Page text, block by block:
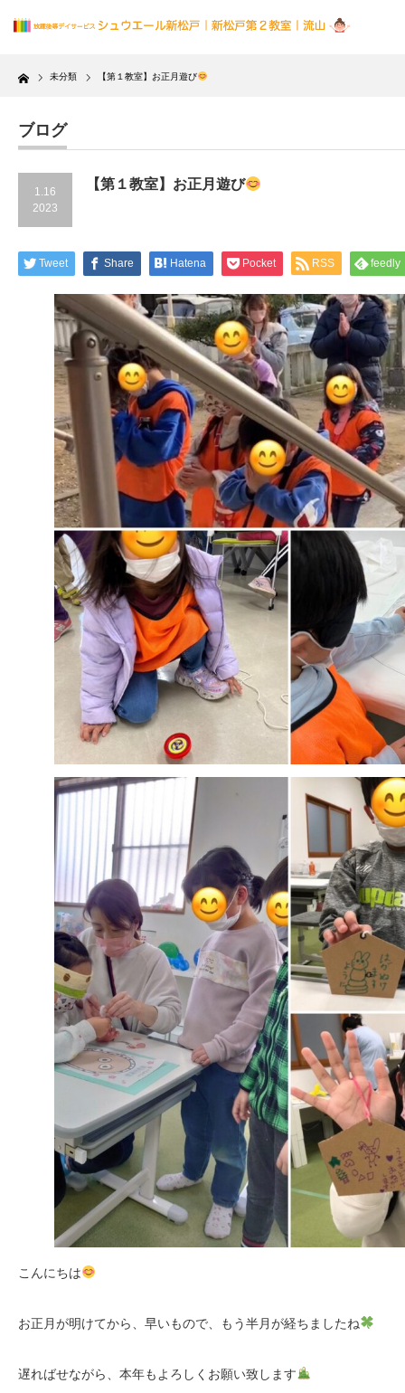
Home 未分類 【第１教室】お正月遊び
ブログ
1.16
2023
【第１教室】お正月遊び
Tweet Share Hatena Pocket RSS feedly
こんにちは
お正月が明けてから、早いもので、もう半月が経ちましたね
遅ればせながら、本年もよろしくお願い致します